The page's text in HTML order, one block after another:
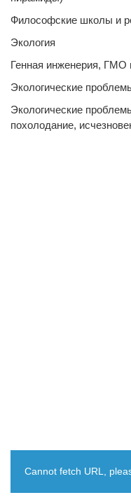
Философские школы и
Экология
Генная инженерия, ГМО
Экологические
Экологические
похолодание,
Cannot fetch URL,